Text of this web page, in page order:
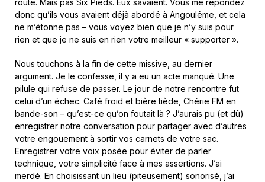
donc qu’ils vous avaient déjà abordé à Angoulême, et cela
ne m’étonne pas – vous voyez bien que je n’y suis pour
rien et que je ne suis en rien votre meilleur « supporter ».
Nous touchons à la fin de cette missive, au dernier
argument. Je le confesse, il y a eu un acte manqué. Une
pilule qui refuse de passer. Le jour de notre rencontre fut
celui d’un échec. Café froid et bière tiède, Chérie FM en
bande-son – qu’est-ce qu’on foutait là ? J’aurais pu (et dû)
enregistrer notre conversation pour partager avec d’autres
votre engouement à sortir vos carnets de votre sac.
Enregistrer votre voix posée pour éviter de parler
technique, votre simplicité face à mes assertions. J’ai
merdé. En choisissant un lieu (piteusement) sonorisé, j’ai